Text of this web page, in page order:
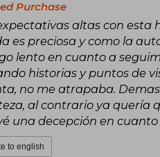
Purchase
altas con esta
es preciosa y como la
lento en cuanto a
historias y puntos de
no me atrapaba.
al contrario ya quería
una decepción en
to english